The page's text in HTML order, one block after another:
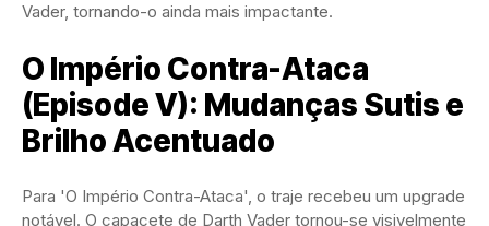
Vader, tornando-o ainda mais impactante.
O Império Contra-Ataca
(Episode V): Mudanças Sutis e
Brilho Acentuado
Para 'O Império Contra-Ataca', o traje recebeu um upgrade
notável. O capacete de Darth Vader tornou-se visivelmente